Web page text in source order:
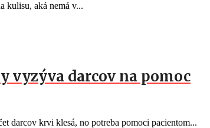
kulisu, aká nemá v...
vyzýva darcov na pomoc
darcov krvi klesá, no potreba pomoci pacientom...